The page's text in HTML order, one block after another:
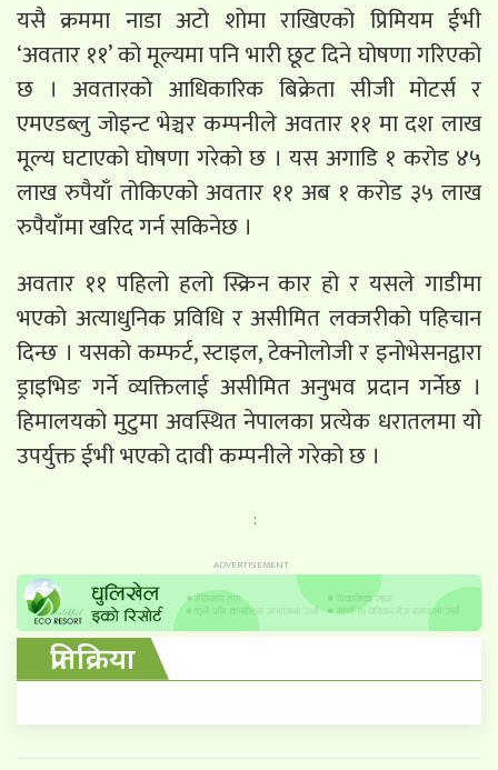
यसै क्रममा नाडा अटो शोमा राखिएको प्रिमियम ईभी
‘अवतार ११’ को मूल्यमा पनि भारी छूट दिने घोषणा गरिएको
छ । अवतारको आधिकारिक बिक्रेता सीजी मोटर्स र
एमएडब्लु जोइन्ट भेञ्चर कम्पनीले अवतार ११ मा दश लाख
मूल्य घटाएको घोषणा गरेको छ । यस अगाडि १ करोड ४५
लाख रुपैयाँ तोकिएको अवतार ११ अब १ करोड ३५ लाख
रुपैयाँमा खरिद गर्न सकिनेछ ।
अवतार ११ पहिलो हलो स्क्रिन कार हो र यसले गाडीमा
भएको अत्याधुनिक प्रविधि र असीमित लक्जरीको पहिचान
दिन्छ । यसको कम्फर्ट, स्टाइल, टेक्नोलोजी र इनोभेसनद्वारा
ड्राइभिङ गर्ने व्यक्तिलाई असीमित अनुभव प्रदान गर्नेछ ।
हिमालयको मुटुमा अवस्थित नेपालका प्रत्येक धरातलमा यो
उपर्युक्त ईभी भएको दावी कम्पनीले गरेको छ ।
:
प्रतिक्रिया